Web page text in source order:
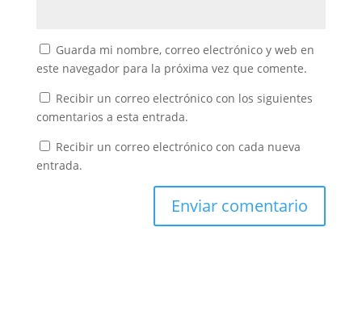
Guarda mi nombre, correo electrónico y web en
este navegador para la próxima vez que comente.
Recibir un correo electrónico con los siguientes
comentarios a esta entrada.
Recibir un correo electrónico con cada nueva
entrada.